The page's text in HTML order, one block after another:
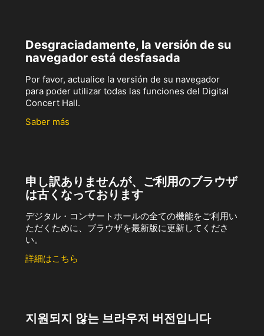
Desgraciadamente, la versión de su
navegador está desfasada
Por favor, actualice la versión de su navegador
para poder utilizar todas las funciones del Digital
Concert Hall.
Saber más
申し訳ありませんが、ご利用のブラウザ
は古くなっております
デジタル・コンサートホールの全ての機能をご利用い
ただくために、ブラウザを最新版に更新してくださ
い。
詳細はこちら
지원되지 않는 브라우저 버전입니다